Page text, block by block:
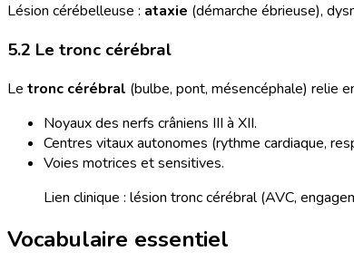
Lésion cérébelleuse : ataxie (démarche ébrieuse),
5.2 Le tronc cérébral
Le tronc cérébral (bulbe, pont, mésencéphale) relie
Noyaux des nerfs crâniens III à XII.
Centres vitaux autonomes (rythme cardiaque,
Voies motrices et sensitives.
Lien clinique : lésion tronc cérébral (AVC,
Vocabulaire essentiel